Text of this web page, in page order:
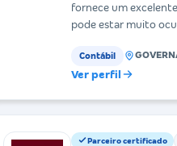
fornece um
pode estar muito
Contábil
Ver perfil
Parceiro certificado